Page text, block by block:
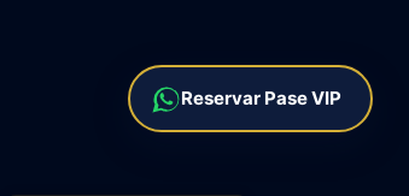
Reservar Pase VIP